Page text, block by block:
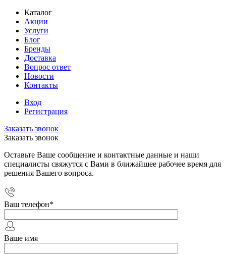
Каталог
Акции
Услуги
Блог
Бренды
Доставка
Вопрос ответ
Новости
Контакты
Вход
Регистрация
Заказать звонок
Заказать звонок
Оставьте Ваше сообщение и контактные данные и наши
специалисты свяжутся с Вами в ближайшее рабочее время для
решения Вашего вопроса.
Ваш телефон*
Ваше имя